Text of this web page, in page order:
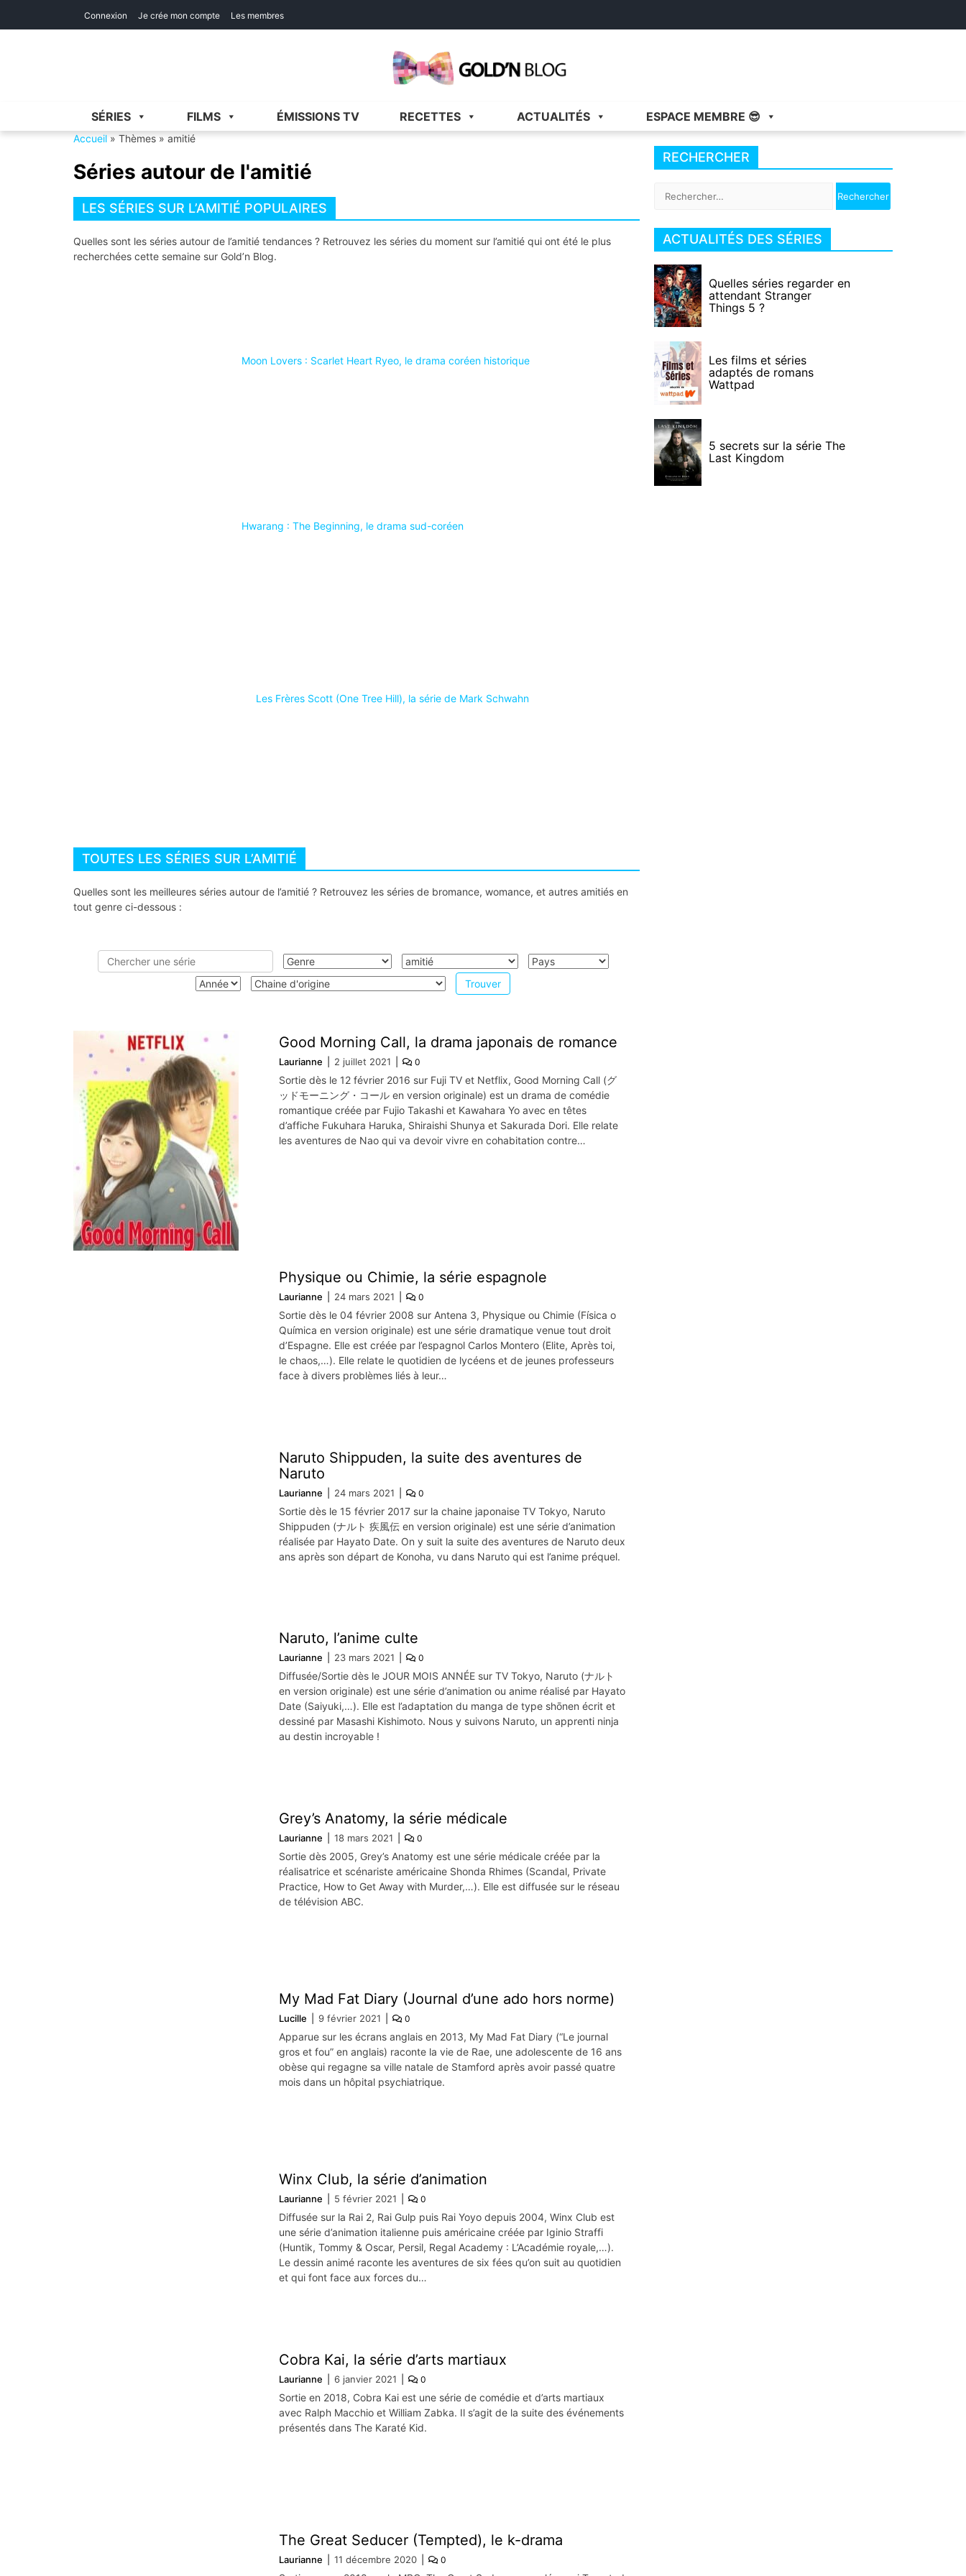
Connexion Je crée mon compte Les membres
Gold'n Blog
SÉRIES FILMS ÉMISSIONS TV RECETTES ACTUALITÉS ESPACE MEMBRE 😎
Accueil » Thèmes » amitié
Séries autour de l'amitié
LES SÉRIES SUR L’AMITIÉ POPULAIRES
Quelles sont les séries autour de l’amitié tendances ? Retrouvez les séries du moment sur l’amitié qui ont été le plus
recherchées cette semaine sur Gold’n Blog.
Moon Lovers : Scarlet Heart Ryeo, le drama coréen historique
Hwarang : The Beginning, le drama sud-coréen
Les Frères Scott (One Tree Hill), la série de Mark Schwahn
TOUTES LES SÉRIES SUR L’AMITIÉ
Quelles sont les meilleures séries autour de l’amitié ? Retrouvez les séries de bromance, womance, et autres amitiés en
tout genre ci-dessous :
Good Morning Call, la drama japonais de romance
Laurianne 2 juillet 2021 0
Sortie dès le 12 février 2016 sur Fuji TV et Netflix, Good Morning Call (グ
ッドモーニング・コール en version originale) est un drama de comédie
romantique créée par Fujio Takashi et Kawahara Yo avec en têtes
d’affiche Fukuhara Haruka, Shiraishi Shunya et Sakurada Dori. Elle relate
les aventures de Nao qui va devoir vivre en cohabitation contre…
Physique ou Chimie, la série espagnole
Laurianne 24 mars 2021 0
Sortie dès le 04 février 2008 sur Antena 3, Physique ou Chimie (Física o
Química en version originale) est une série dramatique venue tout droit
d’Espagne. Elle est créée par l’espagnol Carlos Montero (Elite, Après toi,
le chaos,…). Elle relate le quotidien de lycéens et de jeunes professeurs
face à divers problèmes liés à leur…
Naruto Shippuden, la suite des aventures de
Naruto
Laurianne 24 mars 2021 0
Sortie dès le 15 février 2017 sur la chaine japonaise TV Tokyo, Naruto
Shippuden (ナルト 疾風伝 en version originale) est une série d’animation
réalisée par Hayato Date. On y suit la suite des aventures de Naruto deux
ans après son départ de Konoha, vu dans Naruto qui est l’anime préquel.
Naruto, l’anime culte
Laurianne 23 mars 2021 0
Diffusée/Sortie dès le JOUR MOIS ANNÉE sur TV Tokyo, Naruto (ナルト
en version originale) est une série d’animation ou anime réalisé par Hayato
Date (Saiyuki,…). Elle est l’adaptation du manga de type shōnen écrit et
dessiné par Masashi Kishimoto. Nous y suivons Naruto, un apprenti ninja
au destin incroyable !
Grey’s Anatomy, la série médicale
Laurianne 18 mars 2021 0
Sortie dès 2005, Grey’s Anatomy est une série médicale créée par la
réalisatrice et scénariste américaine Shonda Rhimes (Scandal, Private
Practice, How to Get Away with Murder,…). Elle est diffusée sur le réseau
de télévision ABC.
My Mad Fat Diary (Journal d’une ado hors norme)
Lucille 9 février 2021 0
Apparue sur les écrans anglais en 2013, My Mad Fat Diary (“Le journal
gros et fou” en anglais) raconte la vie de Rae, une adolescente de 16 ans
obèse qui regagne sa ville natale de Stamford après avoir passé quatre
mois dans un hôpital psychiatrique.
Winx Club, la série d’animation
Laurianne 5 février 2021 0
Diffusée sur la Rai 2, Rai Gulp puis Rai Yoyo depuis 2004, Winx Club est
une série d’animation italienne puis américaine créée par Iginio Straffi
(Huntik, Tommy & Oscar, Persil, Regal Academy : L’Académie royale,…).
Le dessin animé raconte les aventures de six fées qu’on suit au quotidien
et qui font face aux forces du…
Cobra Kai, la série d’arts martiaux
Laurianne 6 janvier 2021 0
Sortie en 2018, Cobra Kai est une série de comédie et d’arts martiaux
avec Ralph Macchio et William Zabka. Il s’agit de la suite des événements
présentés dans The Karaté Kid.
The Great Seducer (Tempted), le k-drama
Laurianne 11 décembre 2020 0
RECHERCHER
ACTUALITÉS DES SÉRIES
Quelles séries regarder en
attendant Stranger
Things 5 ?
Les films et séries
adaptés de romans
Wattpad
5 secrets sur la série The
Last Kingdom